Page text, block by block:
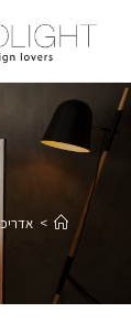
>